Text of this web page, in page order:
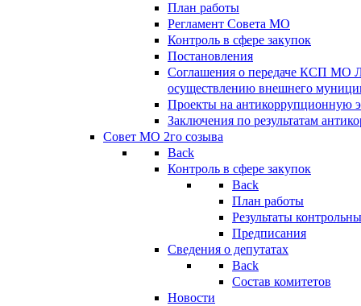
План работы
Регламент Совета МО
Контроль в сфере закупок
Постановления
Соглашения о передаче КСП МО
осуществлению внешнего
Проекты на антикоррупционную
Заключения по результатам
Совет МО 2го созыва
Back
Контроль в сфере закупок
Back
План работы
Результаты
Предписания
Сведения о депутатах
Back
Состав комитетов
Новости